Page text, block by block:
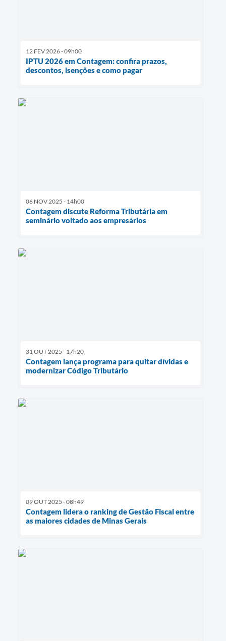
12 FEV 2026 - 09h00
IPTU 2026 em Contagem: confira prazos,
descontos, isenções e como pagar
06 NOV 2025 - 14h00
Contagem discute Reforma Tributária em
seminário voltado aos empresários
31 OUT 2025 - 17h20
Contagem lança programa para quitar dívidas e
modernizar Código Tributário
09 OUT 2025 - 08h49
Contagem lidera o ranking de Gestão Fiscal entre
as maiores cidades de Minas Gerais